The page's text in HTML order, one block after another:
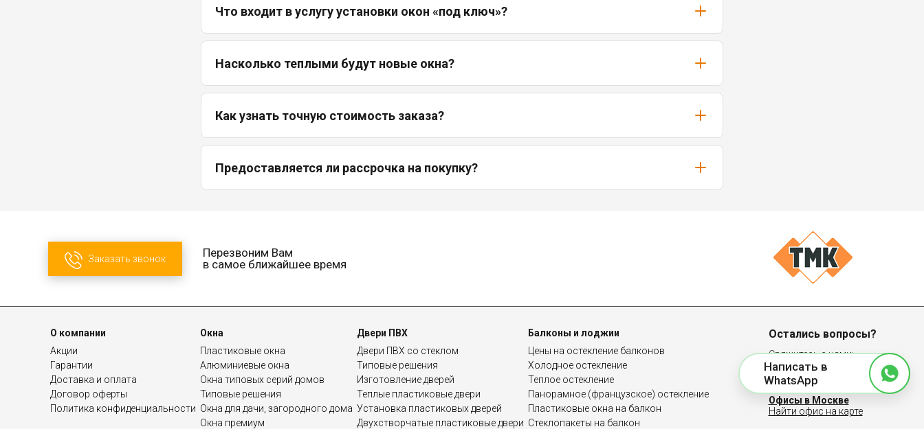
Что входит в услугу установки окон «под ключ»?
Насколько теплыми будут новые окна?
Как узнать точную стоимость заказа?
Предоставляется ли рассрочка на покупку?
Заказать звонок
Перезвоним Вам
в самое ближайшее время
О компании
Акции
Гарантии
Доставка и оплата
Договор оферты
Политика конфиденциальности
Окна
Пластиковые окна
Алюминиевые окна
Окна типовых серий домов
Типовые решения
Окна для дачи, загородного дома
Окна премиум
Двери ПВХ
Двери ПВХ со стеклом
Типовые решения
Изготовление дверей
Теплые пластиковые двери
Установка пластиковых дверей
Двухстворчатые пластиковые двери
Балконы и лоджии
Цены на остекление балконов
Холодное остекление
Теплое остекление
Панорамное (французское) остекление
Пластиковые окна на балкон
Стеклопакеты на балкон
Остались вопросы?
Свяжитесь с нами:
8 (958) 100-83-64
Офисы в Москве
Найти офис на карте
Написать в
WhatsApp